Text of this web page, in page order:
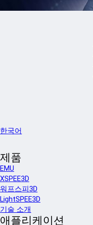
한국어
제품
EMU
XSPEE3D
워프스피3D
LightSPEE3D
기술 소개
애플리케이션